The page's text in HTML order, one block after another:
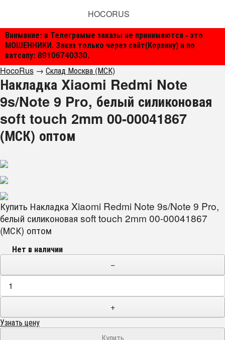
Внимание: в Телеграмме заказы не принимаются - это
МОШЕННИКИ. Заказ только через сайт(Корзину) и по
ватсапу: 89106740330.
HOCORUS
HocoRus → Склад Москва (МСК)
Накладка Xiaomi Redmi Note
9s/Note 9 Pro, белый силиконовая
soft touch 2mm 00-00041867
(МСК) оптом
Купить Накладка Xiaomi Redmi Note 9s/Note 9 Pro,
белый силиконовая soft touch 2mm 00-00041867
(МСК) оптом
Нет в наличии
−
+
Узнать цену